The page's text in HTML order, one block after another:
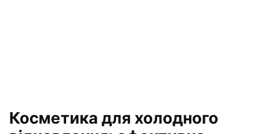
Косметика для холодного